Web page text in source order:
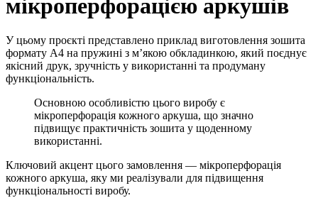
мікроперфорацією аркушів
У цьому проєкті представлено приклад виготовлення зошита
формату А4 на пружині з м’якою обкладинкою, який поєднує
якісний друк, зручність у використанні та продуману
функціональність.
Основною особливістю цього виробу є
мікроперфорація кожного аркуша, що значно
підвищує практичність зошита у щоденному
використанні.
Ключовий акцент цього замовлення — мікроперфорація
кожного аркуша, яку ми реалізували для підвищення
функціональності виробу.